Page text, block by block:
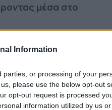
Information
or processing of your
please use the below opt-out
opt-out request is processed
information utilized by us
μέσα στο